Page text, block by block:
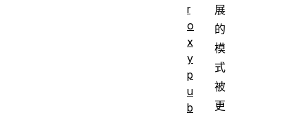
展
的
模
式
被
更
r
o
x
y
p
u
b